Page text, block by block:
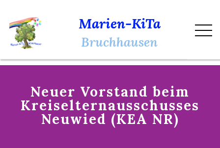
Marien-KiTa
Bruchhausen
Neuer Vorstand beim
Kreiselternausschusses
Neuwied (KEA NR)